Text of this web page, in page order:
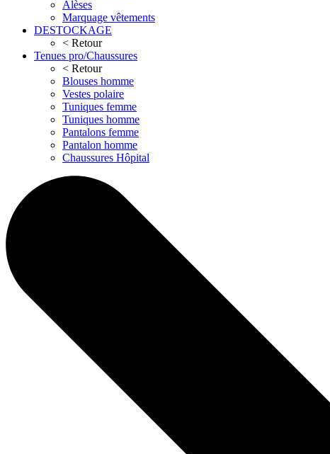
Alèses
Marquage vêtements
DESTOCKAGE
< Retour
Tenues pro/Chaussures
< Retour
Blouses homme
Vestes polaire
Tuniques femme
Tuniques homme
Pantalons femme
Pantalon homme
Chaussures Hôpital